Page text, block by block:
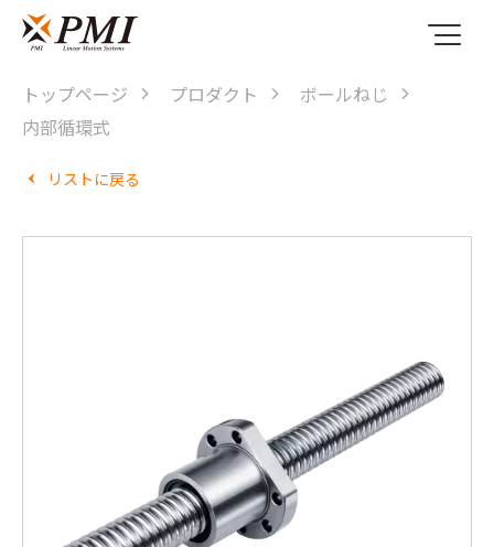
トップページ プロダクト
ボールねじ
内部循環式
リストに戻る